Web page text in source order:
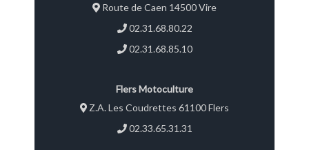
Route de Caen 14500 Vire
02.31.68.80.22
02.31.68.85.10
Flers Motoculture
Z.A. Les Coudrettes 61100 Flers
02.33.65.31.31